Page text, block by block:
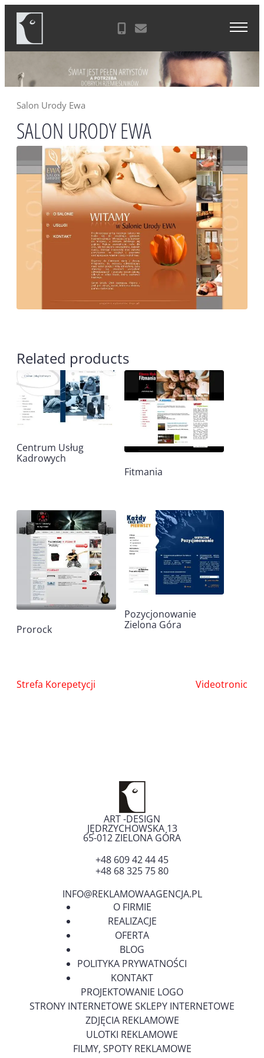
Skip
content
Agencja Reklamowa Zielona Góra
Salon Urody Ewa
SALON URODY EWA
Related products
Centrum Usług
Kadrowych
Fitmania
Prorock
Pozycjonowanie
Zielona Góra
Nawigacja
Strefa Korepetycji Videotronic
ART -DESIGN
JĘDRZYCHOWSKA 13
65-012ZIELONA GÓRA
+48 609 42 44 45
+48 68 325 75 80
INFO@REKLAMOWAAGENCJA.PL
O FIRMIE
REALIZACJE
OFERTA
BLOG
POLITYKA PRYWATNOŚCI
KONTAKT
PROJEKTOWANIE LOGO
STRONY INTERNETOWE SKLEPY INTERNETOWE
ZDJĘCIA REKLAMOWE
ULOTKI REKLAMOWE
FILMY, SPOTY REKLAMOWE